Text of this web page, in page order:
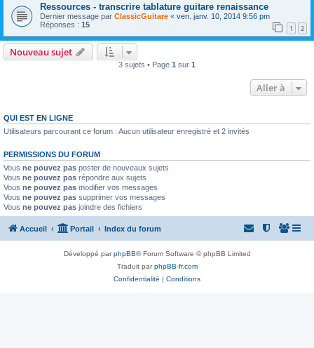
Ressources - transcrire tablature guitare renaissance
Dernier message par ClassicGuitare « ven. janv. 10, 2014 9:56 pm
Réponses : 15 1 2
Nouveau sujet
3 sujets • Page 1 sur 1
Aller à
QUI EST EN LIGNE
Utilisateurs parcourant ce forum : Aucun utilisateur enregistré et 2 invités
PERMISSIONS DU FORUM
Vous ne pouvez pas poster de nouveaux sujets
Vous ne pouvez pas répondre aux sujets
Vous ne pouvez pas modifier vos messages
Vous ne pouvez pas supprimer vos messages
Vous ne pouvez pas joindre des fichiers
Accueil Portail Index du forum
Développé parphpBB® Forum Software © phpBB Limited
Traduit parphpBB-fr.com
Confidentialité | Conditions